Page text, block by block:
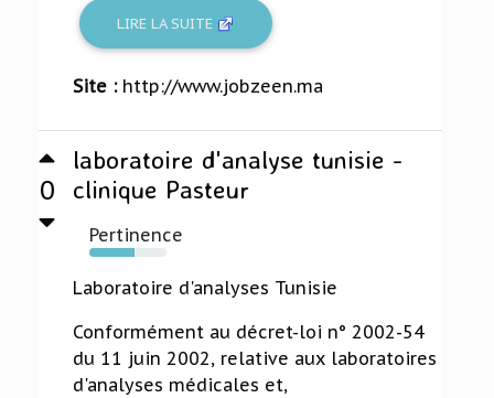
LIRE LA SUITE
Site : http://www.jobzeen.ma
0
laboratoire d'analyse tunisie -
clinique Pasteur
Pertinence
59%
Laboratoire d'analyses Tunisie
Conformément au décret-loi n° 2002-54
du 11 juin 2002, relative aux laboratoires
d'analyses médicales et,